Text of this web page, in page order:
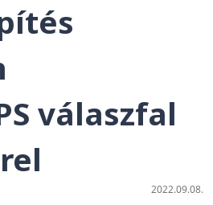
válaszfal
2022.09.08.